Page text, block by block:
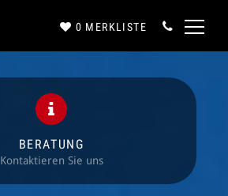
0 MERKLISTE
BERATUNG
Kontaktieren Sie uns